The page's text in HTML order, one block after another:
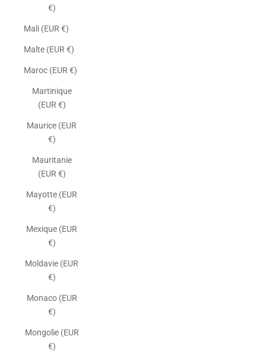
€)
Mali (EUR €)
Malte (EUR €)
Maroc (EUR €)
Martinique
(EUR €)
Maurice (EUR
€)
Mauritanie
(EUR €)
Mayotte (EUR
€)
Mexique (EUR
€)
Moldavie (EUR
€)
Monaco (EUR
€)
Mongolie (EUR
€)